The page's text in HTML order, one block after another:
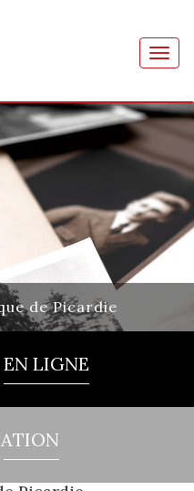
de Picardie
EN LIGNE